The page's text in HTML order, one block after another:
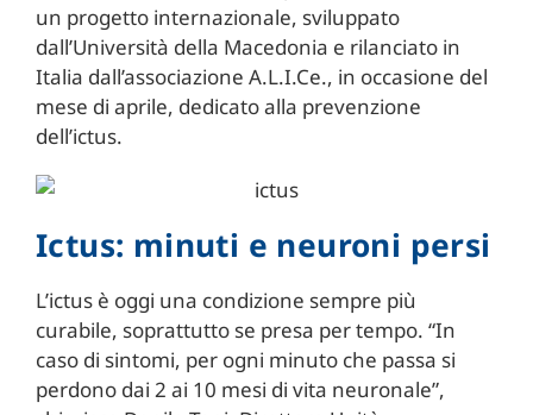
un progetto internazionale, sviluppato
dall’Università della Macedonia e rilanciato in
Italia dall’associazione A.L.I.Ce., in occasione del
mese di aprile, dedicato alla prevenzione
dell’ictus.
Ictus: minuti e neuroni persi
L’ictus è oggi una condizione sempre più
curabile, soprattutto se presa per tempo. “In
caso di sintomi, per ogni minuto che passa si
perdono dai 2 ai 10 mesi di vita neuronale”,